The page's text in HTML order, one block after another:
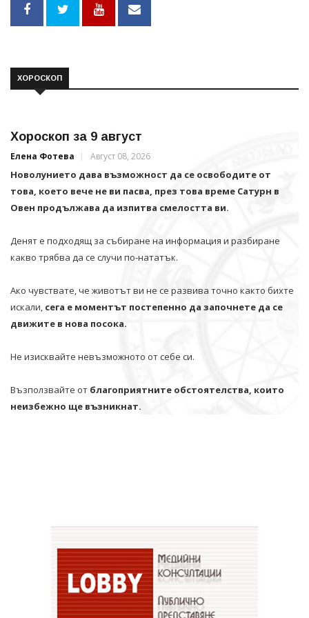
ХОРОСКОП
Хороскоп за 9 август
Елена Фотева Август 08, 2026
Новолунието дава възможност да се освободите от
това, което вече не ви пасва, през това време Сатурн в
Овен продължава да изпитва смелостта ви.
Денят е подходящ за събиране на информация и разбиране
какво трябва да се случи по-нататък.
Ако чувствате, че животът ви не се развива точно както бихте
искали, сега е моментът постепенно да започнете да се
движите в нова посока.
Не изисквайте невъзможното от себе си.
Възползвайте от благоприятните обстоятелства, които
неизбежно ще възникнат.